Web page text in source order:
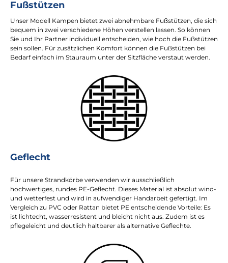
Fußstützen
Unser Modell Kampen bietet zwei abnehmbare Fußstützen, die sich
bequem in zwei verschiedene Höhen verstellen lassen. So können
Sie und Ihr Partner individuell entscheiden, wie hoch die Fußstützen
sein sollen. Für zusätzlichen Komfort können die Fußstützen bei
Bedarf einfach im Stauraum unter der Sitzfläche verstaut werden.
Geflecht
Für unsere Strandkörbe verwenden wir ausschließlich
hochwertiges, rundes PE-Geflecht. Dieses Material ist absolut wind-
und wetterfest und wird in aufwendiger Handarbeit gefertigt. Im
Vergleich zu PVC oder Rattan bietet PE entscheidende Vorteile: Es
ist lichtecht, wasserresistent und bleicht nicht aus. Zudem ist es
pflegeleicht und deutlich haltbarer als alternative Geflechte.